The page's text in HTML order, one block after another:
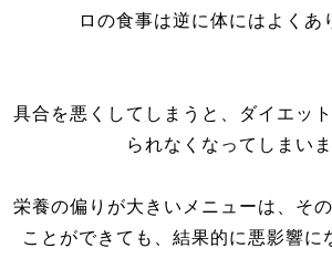
ロの食事は逆に体にはよくあ
具合を悪くしてしまうと、ダイエッ
られなくなってしまいま
栄養の偏りが大きいメニューは、そ
ことができても、結果的に悪影響に